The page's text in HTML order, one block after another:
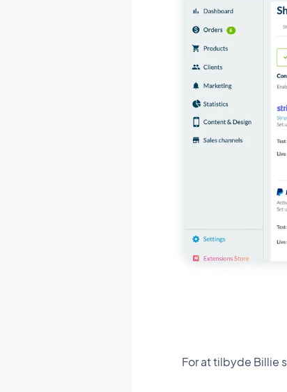
For at tilbyde Billie